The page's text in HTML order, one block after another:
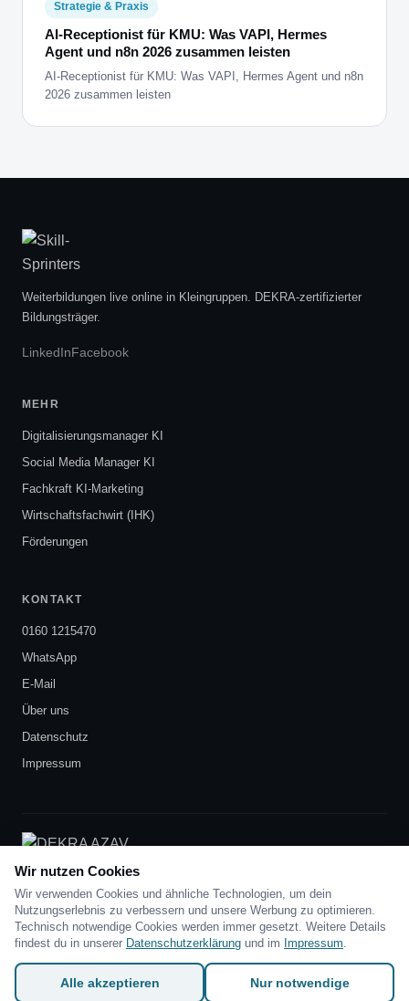
Strategie & Praxis
AI-Receptionist für KMU: Was VAPI, Hermes
Agent und n8n 2026 zusammen leisten
AI-Receptionist für KMU: Was VAPI, Hermes Agent und n8n
2026 zusammen leisten
Weiterbildungen live online in Kleingruppen. DEKRA-zertifizierter
Bildungsträger.
LinkedInFacebook
MEHR
Digitalisierungsmanager KI
Social Media Manager KI
Fachkraft KI-Marketing
Wirtschaftsfachwirt (IHK)
Förderungen
KONTAKT
0160 1215470
WhatsApp
E-Mail
Über uns
Datenschutz
Impressum
nach AZAV
Skill-Sprinters · Waldsteinring 6 · 95448 Bayreuth ·0160
info@skillsprinters.de
Wir nutzen Cookies
Wir verwenden Cookies und ähnliche Technologien, um dein
Nutzungserlebnis zu verbessern und unsere Werbung zu optimieren.
Technisch notwendige Cookies werden immer gesetzt. Weitere Details
findest du in unserer Datenschutzerklärung und im Impressum.
Alle akzeptieren Nur notwendige